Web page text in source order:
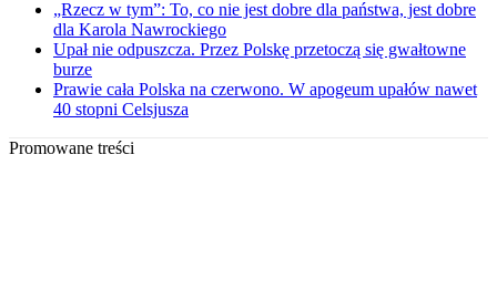
„Rzecz w tym”: To, co nie jest dobre dla państwa, jest dobre
dla Karola Nawrockiego
Upał nie odpuszcza. Przez Polskę przetoczą się gwałtowne
burze
Prawie cała Polska na czerwono. W apogeum upałów nawet
40 stopni Celsjusza
Promowane treści